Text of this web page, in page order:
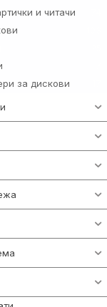
и читачи
за дискови